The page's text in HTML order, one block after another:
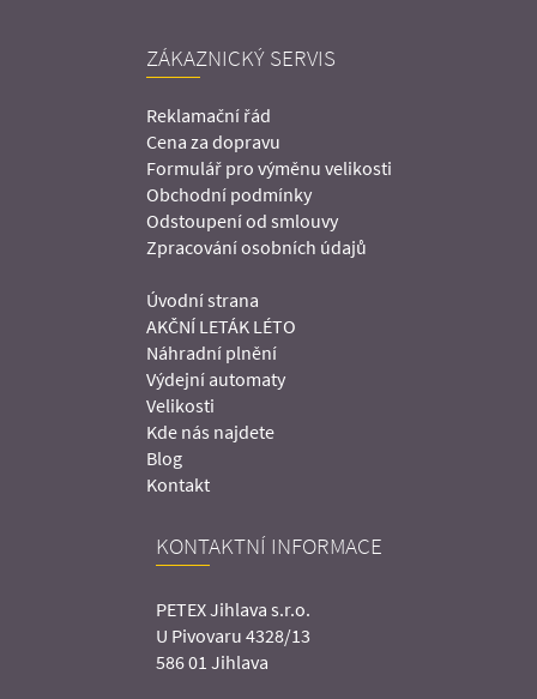
ZÁKAZNICKÝ SERVIS
Reklamační řád
Cena za dopravu
Formulář pro výměnu velikosti
Obchodní podmínky
Odstoupení od smlouvy
Zpracování osobních údajů
Úvodní strana
AKČNÍ LETÁK LÉTO
Náhradní plnění
Výdejní automaty
Velikosti
Kde nás najdete
Blog
Kontakt
KONTAKTNÍ INFORMACE
PETEX Jihlava s.r.o.
U Pivovaru 4328/13
586 01 Jihlava